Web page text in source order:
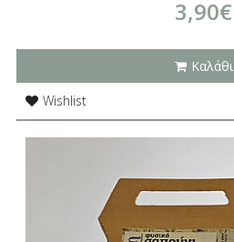
3,90€
Καλάθι
Wishlist